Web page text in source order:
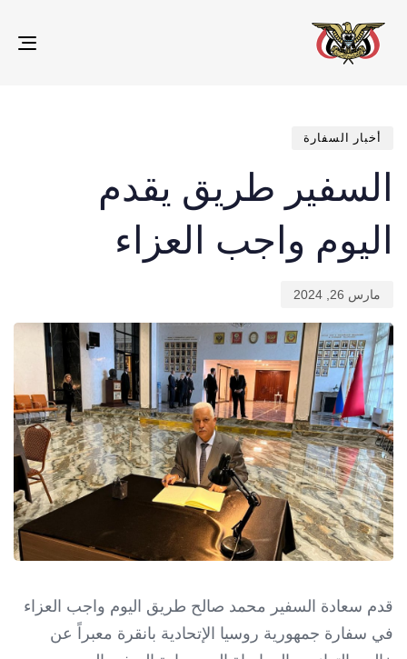
أخبار السفارة
السفير طريق يقدم
اليوم واجب العزاء
مارس 26, 2024
قدم سعادة السفير محمد صالح طريق اليوم واجب العزاء
في سفارة جمهورية روسيا الإتحادية بانقرة معبراً عن